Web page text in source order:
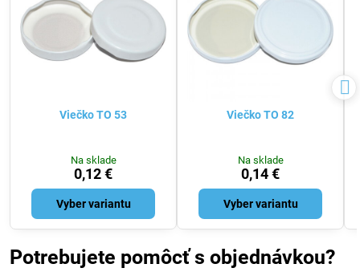
Viečko TO 53
Na sklade
0,12 €
Vyber variantu
Viečko TO 82
Na sklade
0,14 €
Vyber variantu
Potrebujete pomôcť s objednávkou?